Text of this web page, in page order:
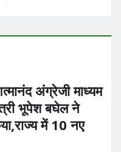
अंग्रेजी माध्यम
भूपेश बघेल ने
में 10 नए